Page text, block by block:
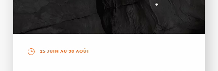
25 JUIN AU 30 AOÛT